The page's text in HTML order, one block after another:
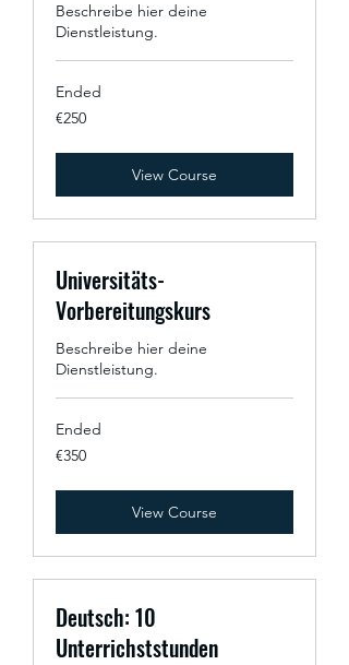
Beschreibe hier deine
Dienstleistung.
Ended
250
euros
€250
View Course
Universitäts-
Vorbereitungskurs
Beschreibe hier deine
Dienstleistung.
Ended
350
euros
€350
View Course
Deutsch: 10
Unterrichststunden